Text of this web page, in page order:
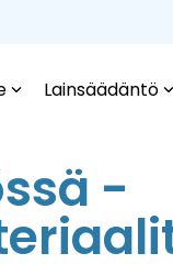
Lainsäädäntö
-